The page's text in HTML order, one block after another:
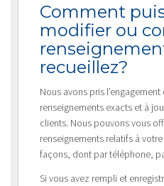
Comment
modifier ou
recueillez?
Nous avons pris
renseignements exacts et à
clients. Nous pouvons vous
renseignements relatifs à
façons, dont par téléphone,
Si vous avez rempli et